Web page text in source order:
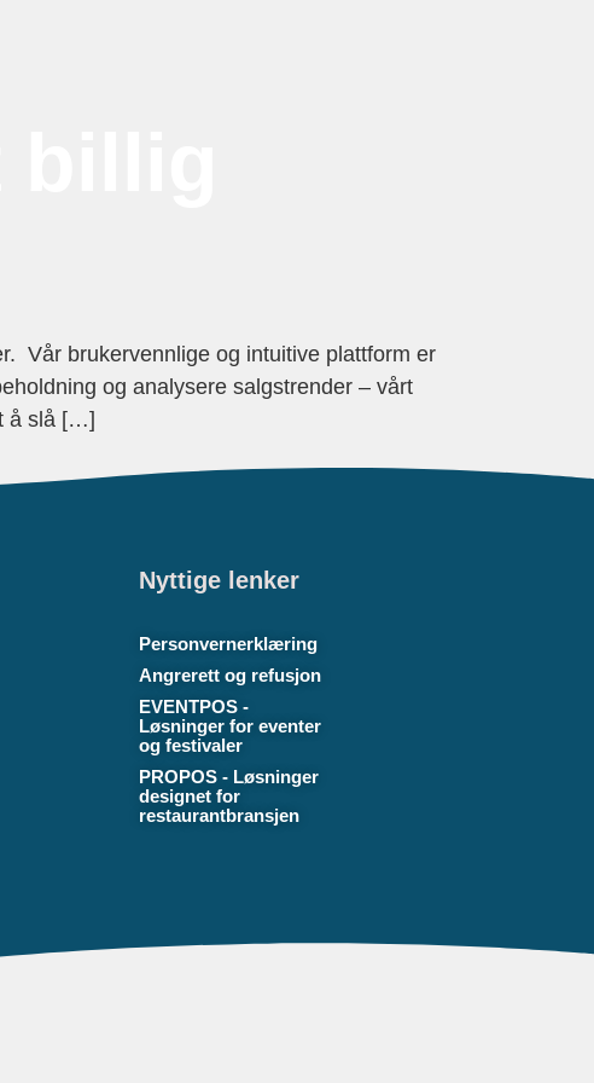
Vår brukervennlige og intuitive plattform er
og analysere salgstrender – vårt
å slå […]
Nyttige lenker
Personvernerklæring
Angrerett og refusjon
EVENTPOS -
Løsninger for eventer
og festivaler
PROPOS - Løsninger
designet for
restaurantbransjen